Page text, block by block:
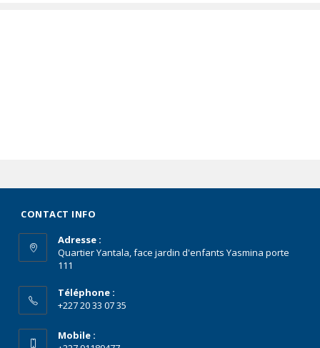
CONTACT INFO
Adresse :
Quartier Yantala, face jardin d'enfants Yasmina porte
111
Téléphone :
+227 20 33 07 35
Mobile :